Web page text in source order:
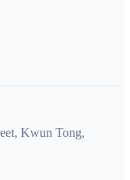
Kwun Tong,